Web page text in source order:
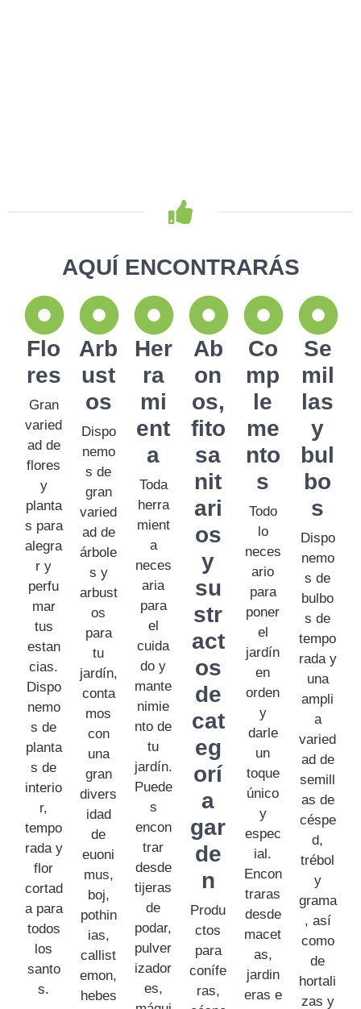
AQUÍ ENCONTRARÁS
Flo
res
Gran
varied
ad de
flores
y
planta
s para
alegra
r y
perfu
mar
tus
estan
cias.
Dispo
nemo
s de
planta
s de
interio
r,
tempo
rada y
flor
cortad
a para
todos
los
santo
s.
Arb
ust
os
Dispo
nemo
s de
gran
varied
ad de
árbole
s y
arbust
os
para
tu
jardín,
conta
mos
con
una
gran
divers
idad
de
euoni
mus,
boj,
pothin
ias,
callist
emon,
hebes
Her
ra
mi
ent
a
Toda
herra
mient
a
neces
aria
para
el
cuida
do y
mante
nimie
nto de
tu
jardín.
Puede
s
encon
trar
desde
tijeras
de
podar,
pulver
izador
es,
Ab
on
os,
fito
sa
nit
ari
os
y
su
str
act
os
de
cat
eg
orí
a
gar
de
n
Produ
ctos
para
conífe
ras,
Co
mp
le
me
nto
s
Todo
lo
neces
ario
para
poner
el
jardín
en
orden
y
darle
un
toque
único
y
espec
ial.
Encon
traras
desde
macet
as,
jardin
eras e
Se
mil
las
y
bul
bo
s
Dispo
nemo
s de
bulbo
s de
tempo
rada y
una
ampli
a
varied
ad de
semill
as de
céspe
d,
trébol
y
grama
, así
como
de
hortali
zas y